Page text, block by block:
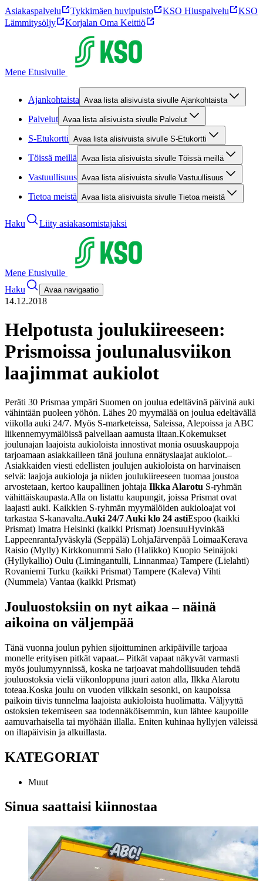
Asiakaspalvelu Tykkimäen huvipuisto KSO Hiuspalvelu
KSO
Lämmitysöljy
Korjalan Oma Keittiö
Mene Etusivulle
Ajankohtaista Avaa lista alisivuista sivulle Ajankohtaista
Palvelut Avaa lista alisivuista sivulle Palvelut
S-Etukortti Avaa lista alisivuista sivulle S-Etukortti
Töissä meillä Avaa lista alisivuista sivulle Töissä meillä
Vastuullisuus Avaa lista alisivuista sivulle Vastuullisuus
Tietoa meistä Avaa lista alisivuista sivulle Tietoa meistä
Haku Liity asiakasomistajaksi
Mene Etusivulle
Haku
Avaa navigaatio
14.12.2018
Helpotusta joulukiireeseen:
Prismoissa joulunalusviikon
laajimmat aukiolot
Peräti 30 Prismaa ympäri Suomen on joulua edeltävinä päivinä auki
vähintään puoleen yöhön. Lähes 20 myymälää on joulua edeltävällä
viikolla auki 24/7. Myös S-marketeissa, Saleissa, Alepoissa ja ABC
liikennemyymälöissä palvellaan aamusta iltaan.Kokemukset
joulunajan laajoista aukioloista innostivat monia osuuskauppoja
tarjoamaan asiakkailleen tänä jouluna ennätyslaajat aukiolot.–
Asiakkaiden viesti edellisten joulujen aukioloista on harvinaisen
selvä: laajoja aukioloja ja niiden joulukiireeseen tuomaa joustoa
arvostetaan, kertoo kaupallinen johtaja Ilkka Alarotu S-ryhmän
vähittäiskaupasta.Alla on listattu kaupungit, joissa Prismat ovat
laajasti auki. Kaikkien S-ryhmän myymälöiden aukioloajat voi
tarkastaa S-kanavalta.Auki 24/7 Auki klo 24 astiEspoo (kaikki
Prismat) Imatra Helsinki (kaikki Prismat) JoensuuHyvinkää
LappeenrantaJyväskylä (Seppälä) LohjaJärvenpää LoimaaKerava
Raisio (Mylly) Kirkkonummi Salo (Halikko) Kuopio Seinäjoki
(Hyllykallio) Oulu (Limingantulli, Linnanmaa) Tampere (Lielahti)
Rovaniemi Turku (kaikki Prismat) Tampere (Kaleva) Vihti
(Nummela) Vantaa (kaikki Prismat)
Jouluostoksiin on nyt aikaa – näinä
aikoina on väljempää
Tänä vuonna joulun pyhien sijoittuminen arkipäiville tarjoaa
monelle erityisen pitkät vapaat.– Pitkät vapaat näkyvät varmasti
myös joulumyynnissä, koska ne tarjoavat mahdollisuuden tehdä
jouluostoksia vielä viikonloppuna juuri aaton alla, Ilkka Alarotu
toteaa.Koska joulu on vuoden vilkkain sesonki, on kaupoissa
paikoin tiivis tunnelma laajoista aukioloista huolimatta. Väljyyttä
ostoksien tekemiseen saa todennäköisemmin, kun lähtee kaupoille
aamuvarhaisella tai myöhään illalla. Eniten kuhinaa hyllyjen väleissä
on iltapäivisin ja alkuillasta.
KATEGORIAT
Muut
Sinua saattaisi kiinnostaa